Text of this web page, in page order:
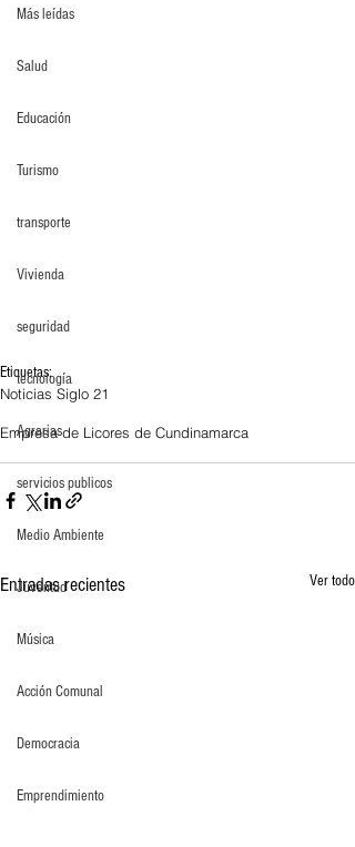
Más leídas
Salud
Educación
Turismo
transporte
Vivienda
seguridad
tecnología
Agrarias
servicios publicos
Medio Ambiente
Juventud
Música
Acción Comunal
Democracia
Emprendimiento
Etiquetas:
Noticias Siglo 21
Empresa de Licores de Cundinamarca
Entradas recientes Ver todo